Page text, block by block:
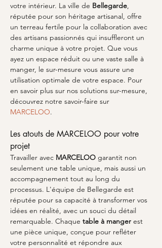
votre intérieur. La ville de Bellegarde,
réputée pour son héritage artisanal, offre
un terreau fertile pour la collaboration avec
des artisans passionnés qui insuffleront un
charme unique à votre projet. Que vous
ayez un espace réduit ou une vaste salle à
manger, le sur-mesure vous assure une
utilisation optimale de votre espace. Pour
en savoir plus sur nos solutions sur-mesure,
découvrez notre savoir-faire sur
MARCELOO.
Les atouts de MARCELOO pour votre
projet
Travailler avec MARCELOO garantit non
seulement une table unique, mais aussi un
accompagnement tout au long du
processus. L'équipe de Bellegarde est
réputée pour sa capacité à transformer vos
idées en réalité, avec un souci du détail
remarquable. Chaque table à manger est
une pièce unique, conçue pour refléter
votre personnalité et répondre aux